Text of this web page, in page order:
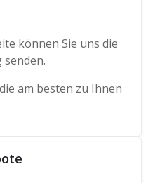
können Sie uns die
am besten zu Ihnen